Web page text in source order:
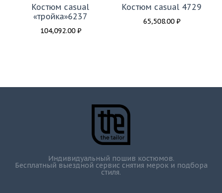
Костюм casual
«тройка»6237
104,092.00 ₽
Костюм casual 4729
65,508.00 ₽
Индивидуальный пошив костюмов.
Бесплатный выездной сервис снятия мерок и подбора
стиля.